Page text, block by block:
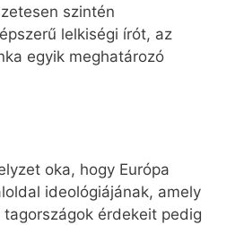
szintén
lelkiségi írót, az
egyik meghatározó
oka, hogy Európa
ideológiájának, amely
érdekeit pedig